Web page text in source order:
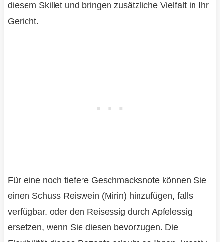
diesem Skillet und bringen zusätzliche Vielfalt in Ihr
Gericht.
Für eine noch tiefere Geschmacksnote können Sie
einen Schuss Reiswein (Mirin) hinzufügen, falls
verfügbar, oder den Reisessig durch Apfelessig
ersetzen, wenn Sie diesen bevorzugen. Die